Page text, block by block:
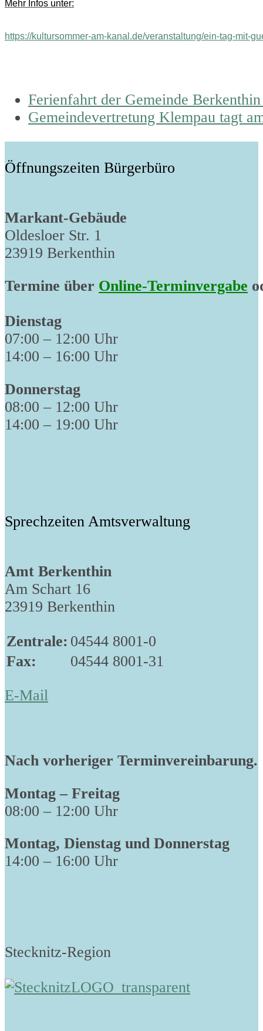
Mehr Infos unter:
https://kultursommer-am-kanal.de/veranstaltung/ein-tag-mit-
previous
post:
Ferienfahrt der Gemeinde
next
Gemeindevertretung Klempau tagt
Öffnungszeiten Bürgerbüro
Markant-Gebäude
Oldesloer Str. 1
23919 Berkenthin
Termine über Online-Terminvergabe
Dienstag
07:00 – 12:00 Uhr
14:00 – 16:00 Uhr
Donnerstag
08:00 – 12:00 Uhr
14:00 – 19:00 Uhr
Sprechzeiten Amtsverwaltung
Amt Berkenthin
Am Schart 16
23919 Berkenthin
Zentrale: 04544 8001-0
Fax:
04544 8001-31
E-Mail
Nach vorheriger Terminvereinbarung.
Montag – Freitag
08:00 – 12:00 Uhr
Montag, Dienstag und Donnerstag
14:00 – 16:00 Uhr
Stecknitz-Region